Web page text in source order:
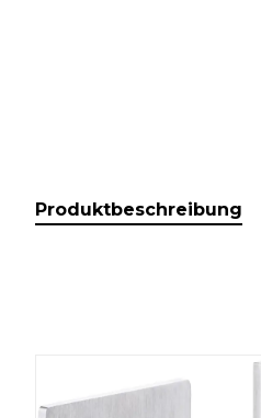
Produktbeschreibung